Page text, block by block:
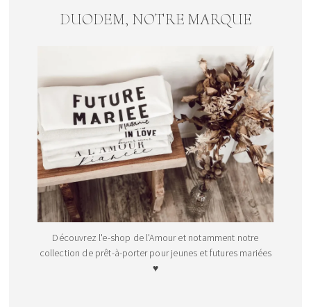
DUODEM, NOTRE MARQUE
Découvrez l'e-shop de l'Amour et notamment notre
collection de prêt-à-porter pour jeunes et futures mariées
♥